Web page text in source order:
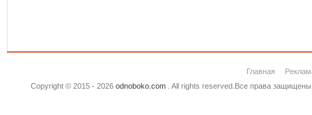
Главная
Copyright © 2015 - 2026 odnoboko.com. All rights reserved.Все права защищены.